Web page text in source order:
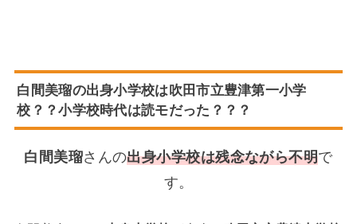
白間美瑠の出身小学校は吹田市立豊津第一小学
校？？小学校時代は読モだった？？？
白間美瑠さんの出身小学校は残念ながら不明で
す。